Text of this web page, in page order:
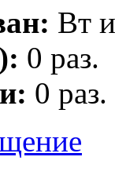
Вт
0 раз.
0 раз.